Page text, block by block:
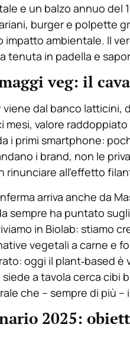
e un balzo annuo del
burger e polpette
impatto ambientale. Il
tenuta in padella e
veg: il
viene dal banco latticini,
mesi, valore
i primi smartphone:
i brand, non le
rinunciare all’effetto
arriva anche da
sempre ha puntato
in Biolab: stiamo
vegetali a carne e
oggi il plant‑based
siede a tavola cerca cibi
che – sempre di più –
2025: